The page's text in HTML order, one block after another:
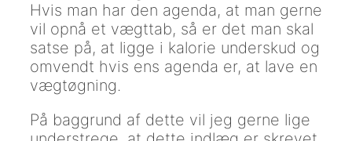
Hvis man har den agenda, at man gerne
vil opnå et vægttab, så er det man skal
satse på, at ligge i kalorie underskud og
omvendt hvis ens agenda er, at lave en
vægtøgning.
På baggrund af dette vil jeg gerne lige